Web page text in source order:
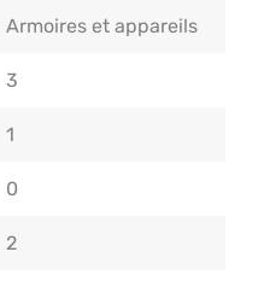
Armoires et appareils
3
1
0
2